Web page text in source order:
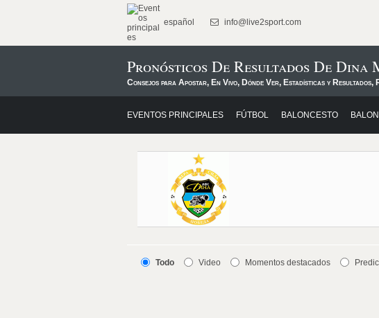
español info@live2sport.com
Pronósticos De Resultados De Dina
Consejos para Apostar, En Vivo, Dónde Ver, Estadísticas y Resultados,
EVENTOS PRINCIPALES FÚTBOL BALONCESTO
Todo Video Momentos destacados